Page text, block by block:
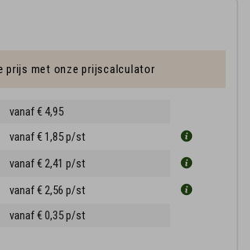
prijs met onze prijscalculator
vanaf € 4,95
vanaf € 1,85p/st
vanaf € 2,41 p/st
vanaf € 2,56 p/st
vanaf € 0,35p/st